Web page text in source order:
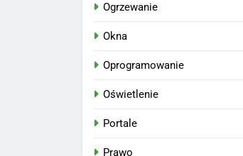
Ogrzewanie
Okna
Oprogramowanie
Oświetlenie
Portale
Prawo